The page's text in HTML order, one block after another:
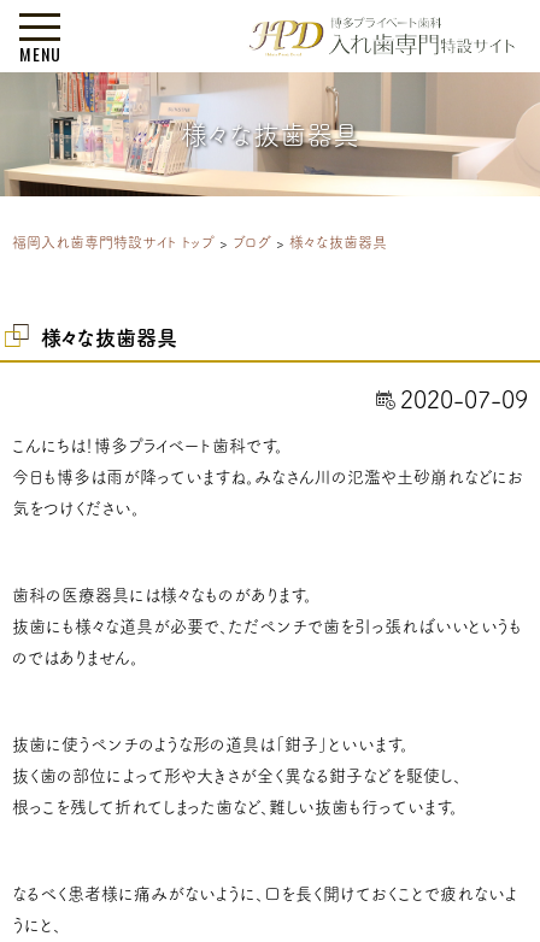
MENU
様々な抜歯器具
福岡入れ歯専門特設サイト トップ > ブログ > 様々な抜歯器具
様々な抜歯器具
2020-07-09
こんにちは！博多プライベート歯科です。
今日も博多は雨が降っていますね。みなさん川の氾濫や土砂崩れなどにお
気をつけください。
歯科の医療器具には様々なものがあります。
抜歯にも様々な道具が必要で、ただペンチで歯を引っ張ればいいというも
のではありません。
抜歯に使うペンチのような形の道具は「鉗子」といいます。
抜く歯の部位によって形や大きさが全く異なる鉗子などを駆使し、
根っこを残して折れてしまった歯など、難しい抜歯も行っています。
なるべく患者様に痛みがないように、口を長く開けておくことで疲れないよ
うにと、